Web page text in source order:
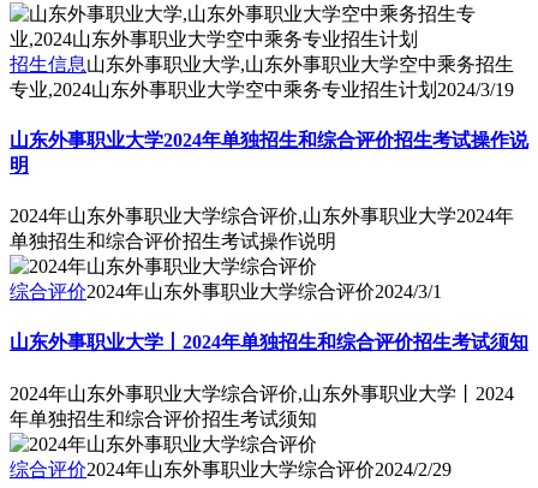
招生信息山东外事职业大学,山东外事职业大学空中乘务招生
专业,2024山东外事职业大学空中乘务专业招生计划 2024/3/19
山东外事职业大学2024年单独招生和综合评价招生考试操作说
明
2024年山东外事职业大学综合评价,山东外事职业大学2024年
单独招生和综合评价招生考试操作说明
综合评价2024年山东外事职业大学综合评价2024/3/1
山东外事职业大学丨2024年单独招生和综合评价招生考试须知
2024年山东外事职业大学综合评价,山东外事职业大学丨2024
年单独招生和综合评价招生考试须知
综合评价2024年山东外事职业大学综合评价2024/2/29